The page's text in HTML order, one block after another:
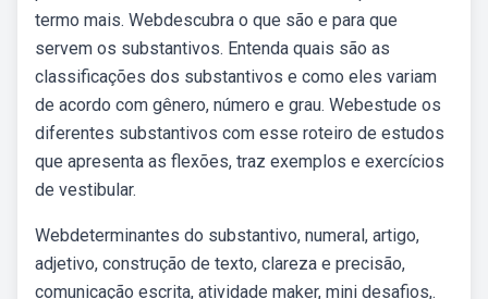
termo mais. Webdescubra o que são e para que
servem os substantivos. Entenda quais são as
classificações dos substantivos e como eles variam
de acordo com gênero, número e grau. Webestude os
diferentes substantivos com esse roteiro de estudos
que apresenta as flexões, traz exemplos e exercícios
de vestibular.
Webdeterminantes do substantivo, numeral, artigo,
adjetivo, construção de texto, clareza e precisão,
comunicação escrita, atividade maker, mini desafios,.